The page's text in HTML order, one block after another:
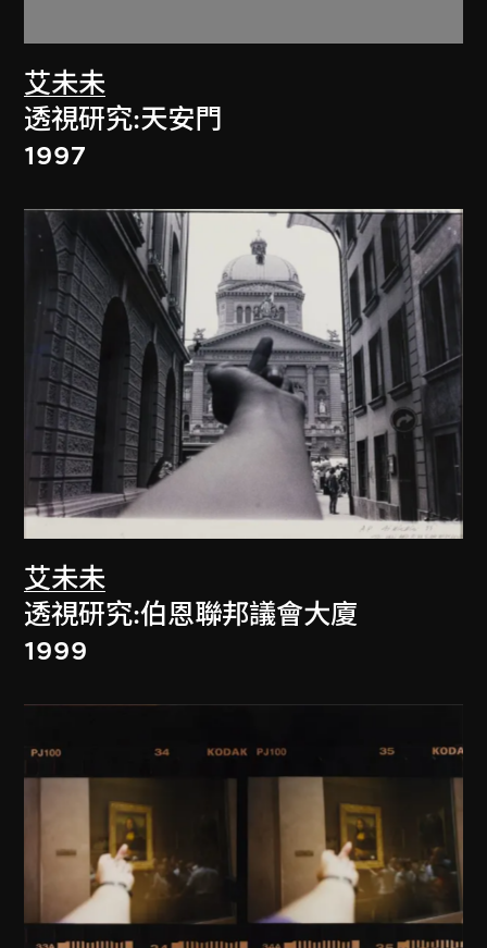
艾未未
透視研究:天安門
1997
艾未未
透視研究:伯恩聯邦議會大廈
1999